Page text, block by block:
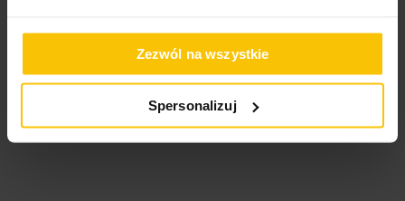
Zezwól na wszystkie
Spersonalizuj
To może Cię zainteresować